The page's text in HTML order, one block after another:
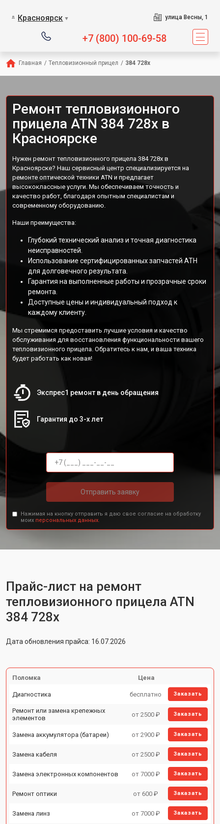
Красноярск ▼ улица Весны, 1
+7 (800) 100-69-58
Главная / Тепловизионный прицел / 384 728x
Ремонт тепловизионного
прицела ATN 384 728x в
Красноярске
Нужен ремонт тепловизионного прицела 384 728x в
Красноярске? Наш сервисный центр специализируется на
ремонте оптической техники ATN и предлагает
высококлассные услуги. Мы обеспечиваем точность и
качество работ, благодаря опытным специалистам и
современному оборудованию.
Наши преимущества:
Глубокий технический анализ и точная диагностика
неисправностей.
Использование сертифицированных запчастей АТН
для долговечного результата.
Гарантия на выполненные работы и прозрачные сроки
ремонта.
Доступные цены и индивидуальный подход к
каждому клиенту.
Мы стремимся предоставить лучшие условия и качество
обслуживания для восстановления функциональности вашего
тепловизионного прицела. Обратитесь к нам, и ваша техника
будет работать как новая!
Экспрес1 ремонт в день обращения
Гарантия до 3-х лет
Отправить заявку
Нажимая на кнопку отправить я даю свое согласие на обработку
моих персональных данных.
Прайс-лист на ремонт
тепловизионного прицела ATN
384 728x
Дата обновления прайса: 16.07.2026
Поломка Цена
Диагностика бесплатно Заказать
Ремонт или замена крепежных
элементов
от 2500 ₽ Заказать
Замена аккумулятора (батареи) от 2900 ₽ Заказать
Замена кабеля от 2500 ₽ Заказать
Замена электронных компонентов от 7000 ₽ Заказать
Ремонт оптики от 600 ₽ Заказать
Замена линз от 7000 ₽ Заказать